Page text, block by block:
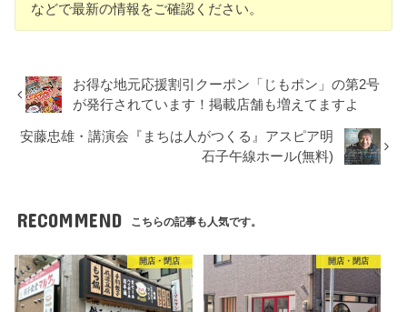
などで最新の情報をご確認ください。
お得な地元応援割引クーポン「じもポン」の第2号
が発行されています！掲載店舗も増えてますよ
安藤忠雄・講演会『まちは人がつくる』アスピア明
石子午線ホール(無料)
RECOMMEND こちらの記事も人気です。
開店・閉店 開店・閉店